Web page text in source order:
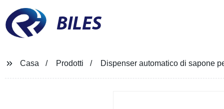
BILES
Casa Prodotti Dispenser automatico di sapone